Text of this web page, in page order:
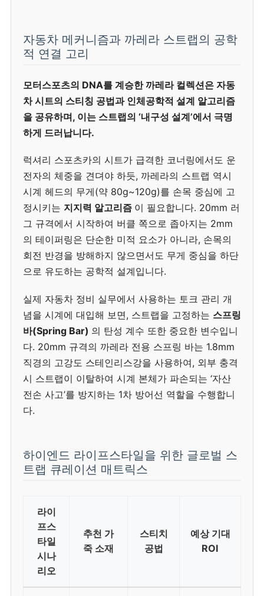
자동차 메커니즘과 까레라 스트랩의 공학
적 연결 고리
모터스포츠의 DNA를 계승한 까레라 컬렉션은 자동
차 시트의 스티칭 공법과 인체공학적 설계 알고리즘
을 공유하며, 이는 스트랩의 ‘내구성 설계’에서 극명
하게 드러납니다.
럭셔리 스포츠카의 시트가 급격한 코너링에서도 운
전자의 체중을 견뎌야 하듯, 까레라의 스트랩 역시
시계 헤드의 무게(약 80g~120g)를 손목 중심에 고
정시키는 지지력 알고리즘 이 필요합니다. 20mm 러
그 규격에서 시작하여 버클 쪽으로 좁아지는 2mm
의 테이퍼링은 단순한 미적 요소가 아니라, 손목의
회전 반경을 방해하지 않으면서도 무게 중심을 하단
으로 유도하는 공학적 설계입니다.
실제 자동차 정비 실무에서 사용하는 토크 관리 개
념을 시계에 대입해 보면, 스트랩을 고정하는 스프링
바(Spring Bar) 의 탄성 계수 또한 중요한 변수입니
다. 20mm 규격의 까레라 전용 스프링 바는 1.8mm
직경의 고강도 스테인리스강을 사용하여, 외부 충격
시 스트랩이 이탈하여 시계 본체가 파손되는 ‘자산
전손 사고’를 방지하는 1차 방어선 역할을 수행합니
다.
하이엔드 라이프스타일을 위한 글로벌 스
트랩 큐레이션 매트릭스
라이
프스
타일
시나
리오
추천 가
죽 소재
스티치
공법
예상 기대
ROI